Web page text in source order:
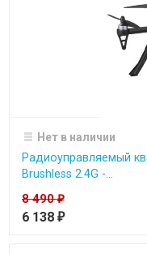
Нет в наличии
Радиоуправляемый
Brushless 2.4G -...
8 490₽
6 138 ₽